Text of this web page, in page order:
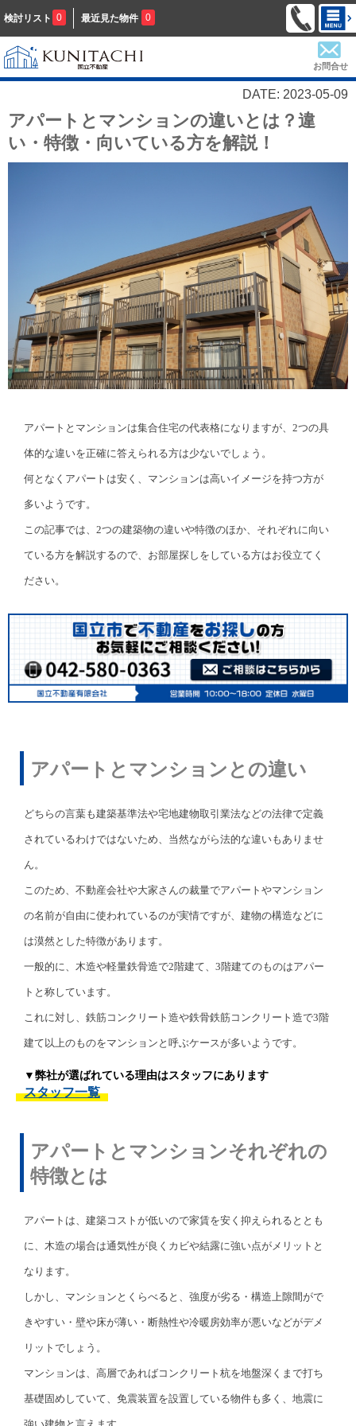
検討リスト 0 最近見た物件 0
お問合せ
DATE: 2023-05-09
アパートとマンションの違いとは？違
い・特徴・向いている方を解説！
アパートとマンションは集合住宅の代表格になりますが、2つの具
体的な違いを正確に答えられる方は少ないでしょう。
何となくアパートは安く、マンションは高いイメージを持つ方が
多いようです。
この記事では、2つの建築物の違いや特徴のほか、それぞれに向い
ている方を解説するので、お部屋探しをしている方はお役立てく
ださい。
アパートとマンションとの違い
どちらの言葉も建築基準法や宅地建物取引業法などの法律で定義
されているわけではないため、当然ながら法的な違いもありませ
ん。
このため、不動産会社や大家さんの裁量でアパートやマンション
の名前が自由に使われているのが実情ですが、建物の構造などに
は漠然とした特徴があります。
一般的に、木造や軽量鉄骨造で2階建て、3階建てのものはアパー
トと称しています。
これに対し、鉄筋コンクリート造や鉄骨鉄筋コンクリート造で3階
建て以上のものをマンションと呼ぶケースが多いようです。
▼弊社が選ばれている理由はスタッフにあります
スタッフ一覧
アパートとマンションそれぞれの
特徴とは
アパートは、建築コストが低いので家賃を安く抑えられるととも
に、木造の場合は通気性が良くカビや結露に強い点がメリットと
なります。
しかし、マンションとくらべると、強度が劣る・構造上隙間がで
きやすい・壁や床が薄い・断熱性や冷暖房効率が悪いなどがデメ
リットでしょう。
マンションは、高層であればコンクリート杭を地盤深くまで打ち
基礎固めしていて、免震装置を設置している物件も多く、地震に